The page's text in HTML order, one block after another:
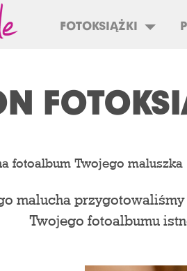
FOTOKSIĄŻKI
fotoalbum Twojego maluszka
malucha
Twojego fotoalbumu